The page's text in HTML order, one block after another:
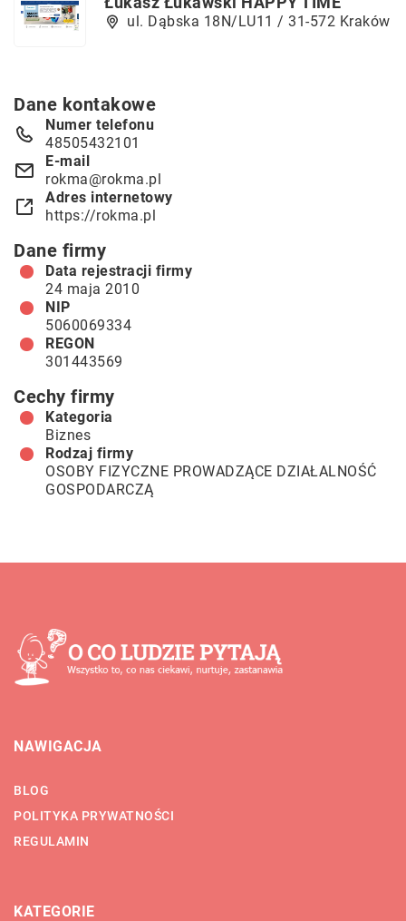
ul. Dąbska 18N/LU11 / 31-572 Kraków
Dane kontakowe
Numer telefonu
48505432101
E-mail
rokma@rokma.pl
Adres internetowy
https://rokma.pl
Dane firmy
Data rejestracji firmy
24 maja 2010
NIP
5060069334
REGON
301443569
Cechy firmy
Kategoria
Biznes
Rodzaj firmy
OSOBY FIZYCZNE PROWADZĄCE DZIAŁALNOŚĆ
GOSPODARCZĄ
NAWIGACJA
BLOG
POLITYKA PRYWATNOŚCI
REGULAMIN
KATEGORIE